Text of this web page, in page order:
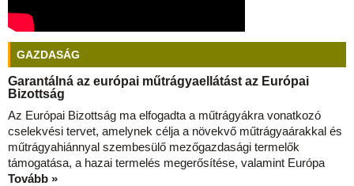
GAZDASÁG
Garantálná az európai műtrágyaellátást az Európai
Bizottság
Az Európai Bizottság ma elfogadta a műtrágyákra vonatkozó
cselekvési tervet, amelynek célja a növekvő műtrágyaárakkal és
műtrágyahiánnyal szembesülő mezőgazdasági termelők
támogatása, a hazai termelés megerősítése, valamint Európa
Tovább »